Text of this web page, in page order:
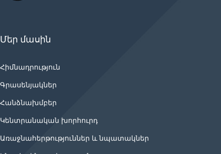
Մեր մասին
Հիմնադրություն
Գրասենյակներ
Հանձնախմբեր
Կենտրանական խորհուրդ
Առաջնահերթություններ և նպատակներ